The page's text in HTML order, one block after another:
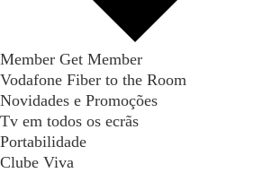
Member Get Member
Vodafone Fiber to the Room
Novidades e Promoções
Tv em todos os ecrãs
Portabilidade
Clube Viva